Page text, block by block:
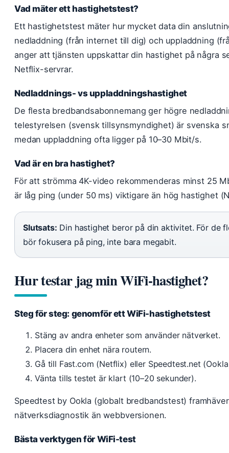
Vad mäter ett hastighetstest?
Ett hastighetstest mäter hur mycket data din
nedladdning (från internet till dig) och uppladdning
anger att tjänsten uppskattar din hastighet på några
Netflix-servrar.
Nedladdnings- vs uppladdningshastighet
De flesta bredbandsabonnemang ger högre
telestyrelsen (svensk tillsynsmyndighet) är svenska
medan uppladdning ofta ligger på 10–30 Mbit/s.
Vad är en bra hastighet?
För att strömma 4K-video rekommenderas minst 25
är låg ping (under 50 ms) viktigare än hög hastighet
Slutsats: Din hastighet beror på din aktivitet. För de
bör fokusera på ping, inte bara megabit.
Hur testar jag min WiFi-hastighet?
Steg för steg: genomför ett WiFi-hastighetstest
Stäng av andra enheter som använder nätverket.
Placera din enhet nära routern.
Gå till Fast.com (Netflix) eller Speedtest.net
Vänta tills testet är klart (10–20 sekunder).
Speedtest by Ookla (globalt bredbandstest)
nätverksdiagnostik än webbversionen.
Bästa verktygen för WiFi-test